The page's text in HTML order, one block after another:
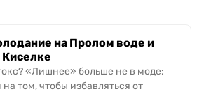
на Пролом воде и
«Лишнее» больше не в моде:
том, чтобы избавляться от